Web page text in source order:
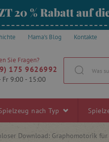
20 % Rabatt auf
Mama's Blog Kontakte
Sie Fragen?
175 9626992
Fr 9:00 - 15:00
nach Typ
Download: Graphomotorik